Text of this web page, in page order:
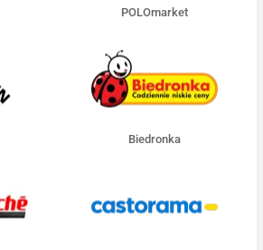
POLOmarket
Biedronka